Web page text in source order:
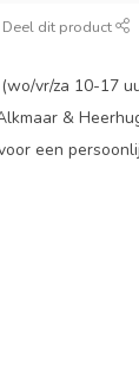
Deel dit product
vr/za 10-17
&
een